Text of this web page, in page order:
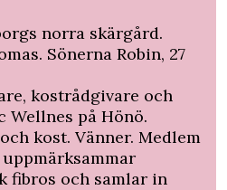
norra skärgård.
Sönerna Robin, 27
kostrådgivare och
på Hönö.
kost. Vänner. Medlem
fibros och samlar in